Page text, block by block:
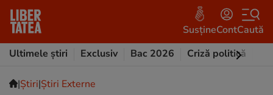
SusțineContCaută
Ultimele știri
Exclusiv Bac 2026 Criză politică
|Ştiri|Știri Externe